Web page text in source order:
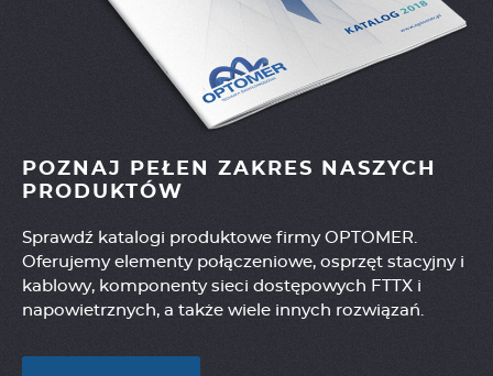
POZNAJ PEŁEN ZAKRES NASZYCH
PRODUKTÓW
Sprawdź katalogi produktowe firmy OPTOMER.
Oferujemy elementy połączeniowe, osprzęt stacyjny i
kablowy, komponenty sieci dostępowych FTTX i
napowietrznych, a także wiele innych rozwiązań.